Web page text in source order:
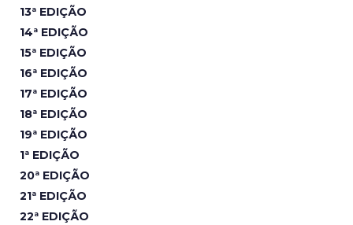
13ª EDIÇÃO
14ª EDIÇÃO
15ª EDIÇÃO
16ª EDIÇÃO
17ª EDIÇÃO
18ª EDIÇÃO
19ª EDIÇÃO
1ª EDIÇÃO
20ª EDIÇÃO
21ª EDIÇÃO
22ª EDIÇÃO